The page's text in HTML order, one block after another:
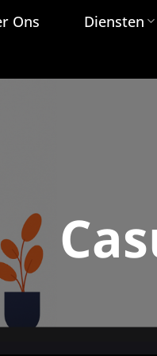
Ons Diensten